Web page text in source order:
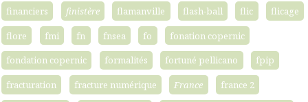
financiers
finistère flamanville flash-ball flic
flicage
flore
fmi fn fnsea fo
fonation copernic
fondation copernic
formalités fortuné pellicano
fpip
fracturation
fracture numérique France
france 2